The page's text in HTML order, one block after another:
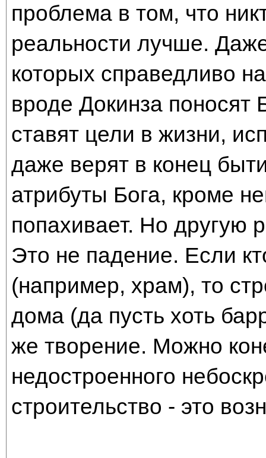
проблема в том, что
реальности лучше.
которых справедливо
вроде Докинза поносят
ставят цели в жизни,
даже верят в конец
атрибуты Бога, кроме
попахивает. Но другую
Это не падение. Если
(например, храм), то
дома (да пусть хоть
же творение. Можно
недостроенного
строительство - это